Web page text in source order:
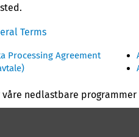
Terms
Processing Agreement
nedlastbare programmer